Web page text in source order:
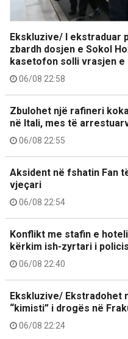
Ekskluzive/ I ekstraduar
zbardh dosjen e Sokol
kasetofon solli vrasjen
06/08 22:58
Zbulohet një rafineri
në Itali, mes të
06/08 22:55
Aksident në fshatin Fan
vjeçari
06/08 22:54
Konflikt me stafin e
kërkim ish-zyrtari i
06/08 22:40
Ekskluzive/ Ekstradohet
“kimisti” i drogës në
06/08 22:24